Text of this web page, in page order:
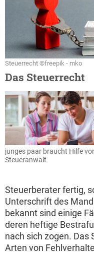
Steuerrecht ©freepik - mko
Das Steuerrecht
junges paar braucht Hilfe
Steueranwalt
Steuerberater fertig,
Unterschrift des
bekannt sind einige
deren heftige
nach sich zogen.
Arten von